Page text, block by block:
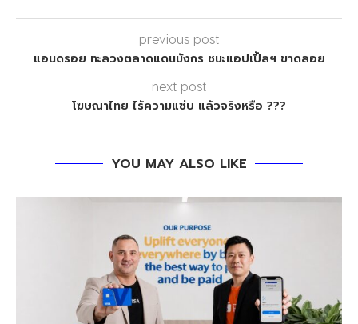
previous post
แอนดรอย ทะลวงตลาดแดนมังกร ชนะแอปเปิ้ลฯ ขาดลอย
next post
โฆษณาไทย ไร้ความแซ่บ แล้วจริงหรือ ???
YOU MAY ALSO LIKE